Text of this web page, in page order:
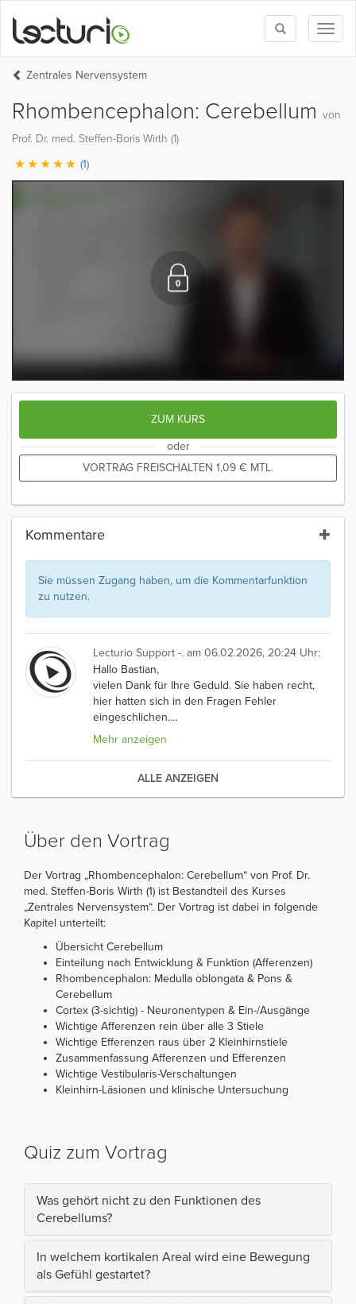
Toggle
search
Zentrales Nervensystem
Rhombencephalon: Cerebellum von
Prof. Dr. med. Steffen-Boris Wirth (1)
(1)
ZUM KURS
oder
VORTRAG FREISCHALTEN 1,09 € MTL.
Kommentare
Sie müssen Zugang haben, um die Kommentarfunktion
zu nutzen.
Lecturio Support -. am 06.02.2026, 20:24 Uhr:
Hallo Bastian,
vielen Dank für Ihre Geduld. Sie haben recht,
hier hatten sich in den Fragen Fehler
eingeschlichen.…
Mehr anzeigen
ALLE ANZEIGEN
Über den Vortrag
Der Vortrag „Rhombencephalon: Cerebellum“ von Prof. Dr.
med. Steffen-Boris Wirth (1) ist Bestandteil des Kurses
„Zentrales Nervensystem“. Der Vortrag ist dabei in folgende
Kapitel unterteilt:
Übersicht Cerebellum
Einteilung nach Entwicklung & Funktion (Afferenzen)
Rhombencephalon: Medulla oblongata & Pons &
Cerebellum
Cortex (3-sichtig) - Neuronentypen & Ein-/Ausgänge
Wichtige Afferenzen rein über alle 3 Stiele
Wichtige Efferenzen raus über 2 Kleinhirnstiele
Zusammenfassung Afferenzen und Efferenzen
Wichtige Vestibularis-Verschaltungen
Kleinhirn-Läsionen und klinische Untersuchung
Quiz zum Vortrag
Was gehört nicht zu den Funktionen des
Cerebellums?
In welchem kortikalen Areal wird eine Bewegung
als Gefühl gestartet?